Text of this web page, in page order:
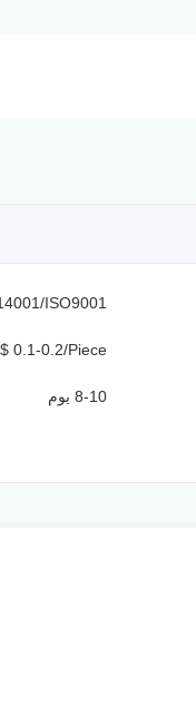
ISO9001
0.1-0.2/Piece
8-10 يوم